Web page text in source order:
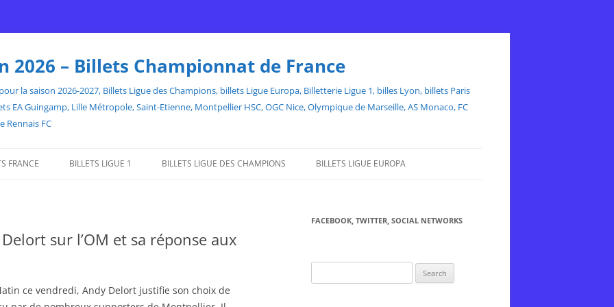
2026 – Billets Championnat de France
la saison 2026-2027, Billets Ligue des Champions, billets Ligue Europa, Billetterie Ligue 1, billes Lyon, billets Paris
EA Guingamp, Lille Métropole, Saint-Etienne, Montpellier HSC, OGC Nice, Olympique de Marseille, AS Monaco, FC
Rennais FC
FRANCE BILLETS LIGUE 1 BILLETS LIGUE DES CHAMPIONS BILLETS LIGUE EUROPA
sur l’OM et sa réponse aux
ce vendredi, Andy Delort justifie son choix de
FACEBOOK, TWITTER, SOCIAL NETWORKS
for: